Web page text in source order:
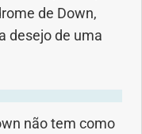
de Down,
desejo de uma
não tem como